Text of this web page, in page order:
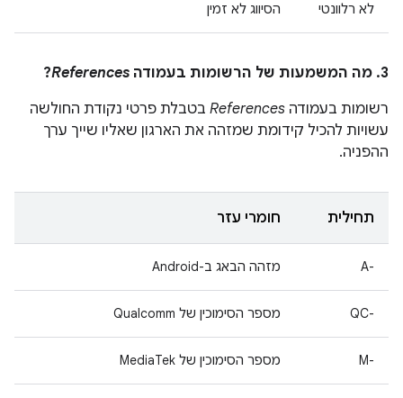
לא רלוונטי הסיווג לא זמין
3. מה המשמעות של הרשומות בעמודה References
?
רשומות בעמודה References בטבלת פרטי נקודת החולשה
עשויות להכיל קידומת שמזהה את הארגון שאליו שייך ערך
ההפניה.
תחילית חומרי עזר
A-‎ מזהה הבאג ב-Android
QC-‎ מספר הסימוכין של Qualcomm
M-‎ מספר הסימוכין של MediaTek